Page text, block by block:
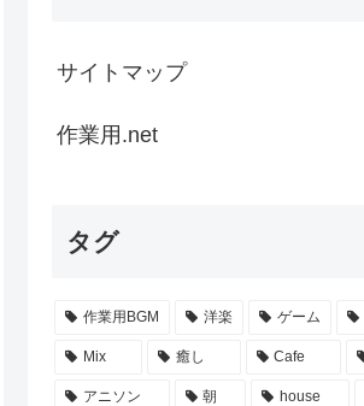
サイトマップ
作業用.net
タグ
作業用BGM 洋楽 ゲーム
Mix 癒し Cafe
アニソン 朝 house